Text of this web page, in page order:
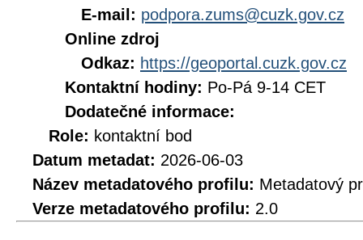
E-mail: podpora.zums@cuzk.gov.cz
Online zdroj
Odkaz: https://geoportal.cuzk.gov.cz
Kontaktní hodiny: Po-Pá 9-14 CET
Dodatečné informace:
Role: kontaktní bod
Datum metadat: 2026-06-03
Název metadatového profilu: Metadatový
Verze metadatového profilu: 2.0